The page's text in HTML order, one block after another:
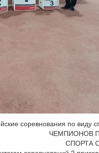
соревнования по виду
ЧЕМПИОНОВ
СПОРТА